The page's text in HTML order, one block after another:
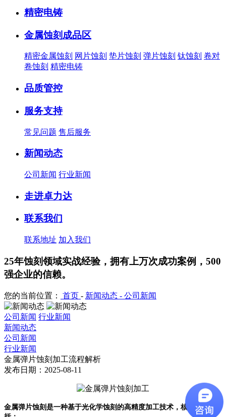
精密电铸
金属蚀刻成品区
精密金属蚀刻 网片蚀刻 垫片蚀刻 弹片蚀刻 钛蚀刻 卷对
卷蚀刻 精密电铸
品质管控
服务支持
常见问题 售后服务
新闻动态
公司新闻 行业新闻
走进卓力达
联系我们
联系地址 加入我们
25年蚀刻领域实战经验，拥有上万次成功案例，500
强企业的信赖。
您的当前位置： 首页 - 新闻动态 - 公司新闻
公司新闻 行业新闻
新闻动态
公司新闻
行业新闻
金属弹片蚀刻加工流程解析
发布日期：2025-08-11
金属弹片蚀刻是一种基于光化学蚀刻的高精度加工技术，核心流程包